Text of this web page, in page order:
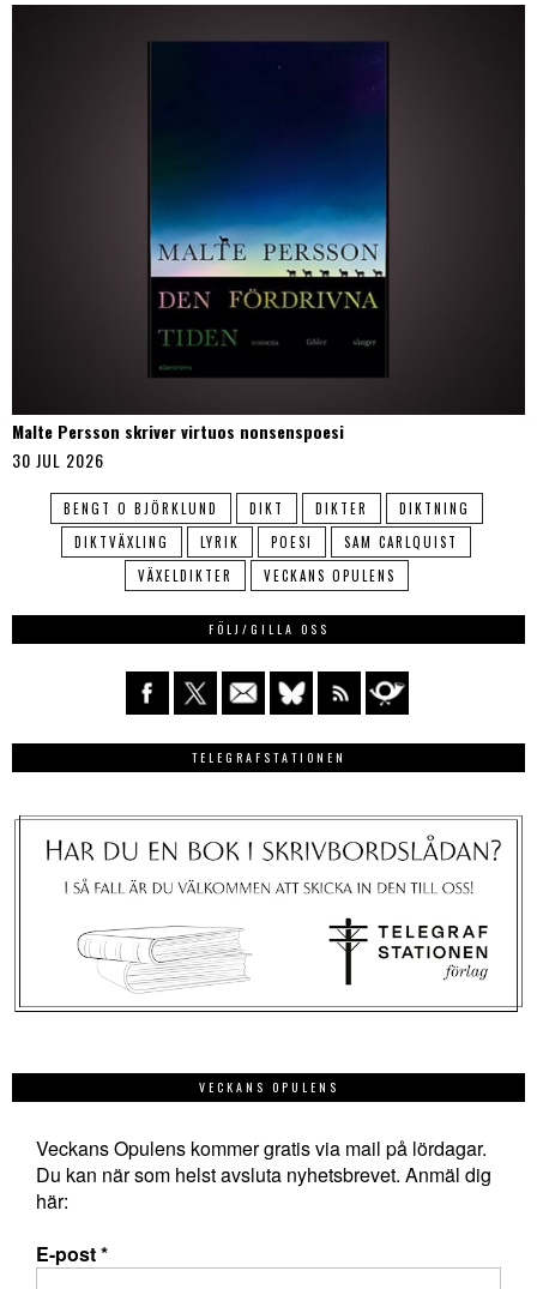
Malte Persson skriver virtuos nonsenspoesi
30 JUL 2026
BENGT O BJÖRKLUND DIKT DIKTER
DIKTNING
DIKTVÄXLING
LYRIK POESI
SAM CARLQUIST
VÄXELDIKTER
VECKANS OPULENS
FÖLJ/GILLA OSS
TELEGRAFSTATIONEN
VECKANS OPULENS
Veckans Opulens kommer gratis via mail på lördagar.
Du kan när som helst avsluta nyhetsbrevet. Anmäl dig
här:
E-post*